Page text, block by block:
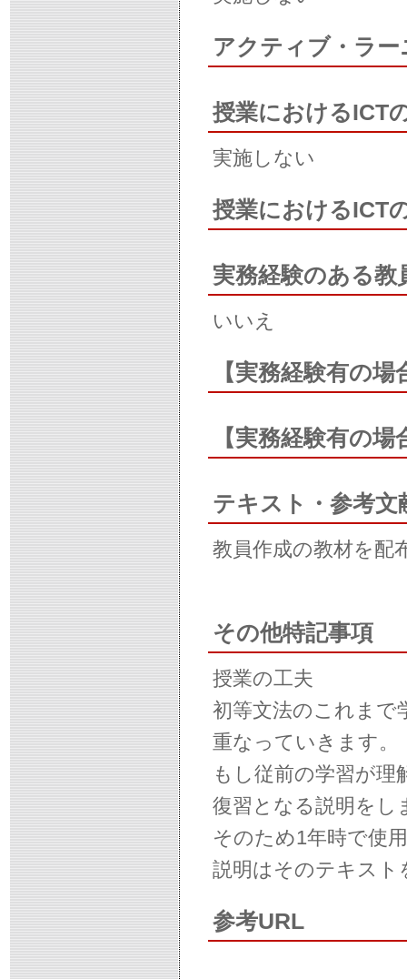
アクティブ・ラ
授業におけるICT
実施しない
授業におけるICT
実務経験のある教
いいえ
【実務経験有の
【実務経験有の
テキスト・参考文
教員作成の教材を配
その他特記事項
授業の工夫
初等文法のこれまで
重なっていきます。
もし従前の学習が
復習となる説明をし
そのため1年時で使
説明はそのテキス
参考URL